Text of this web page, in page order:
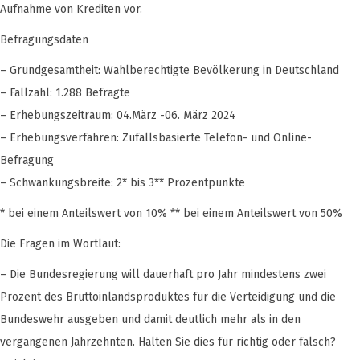
Aufnahme von Krediten vor.
Befragungsdaten
– Grundgesamtheit: Wahlberechtigte Bevölkerung in Deutschland
– Fallzahl: 1.288 Befragte
– Erhebungszeitraum: 04.März -06. März 2024
– Erhebungsverfahren: Zufallsbasierte Telefon- und Online-
Befragung
– Schwankungsbreite: 2* bis 3** Prozentpunkte
* bei einem Anteilswert von 10% ** bei einem Anteilswert von 50%
Die Fragen im Wortlaut:
– Die Bundesregierung will dauerhaft pro Jahr mindestens zwei
Prozent des Bruttoinlandsproduktes für die Verteidigung und die
Bundeswehr ausgeben und damit deutlich mehr als in den
vergangenen Jahrzehnten. Halten Sie dies für richtig oder falsch?